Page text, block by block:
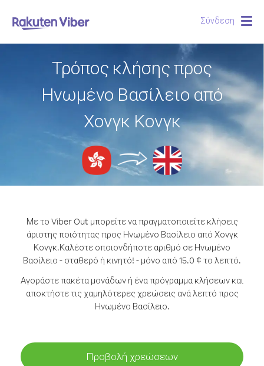
Σύνδεση
Τρόπος κλήσης προς
Ηνωμένο Βασίλειο από
Χονγκ Κονγκ
Με το Viber Out μπορείτε να πραγματοποιείτε κλήσεις
άριστης ποιότητας προς Ηνωμένο Βασίλειο από Χονγκ
Κονγκ.Καλέστε οποιονδήποτε αριθμό σε Ηνωμένο
Βασίλειο - σταθερό ή κινητό! - μόνο από 15.0 ¢ το λεπτό.
Αγοράστε πακέτα μονάδων ή ένα πρόγραμμα κλήσεων και
αποκτήστε τις χαμηλότερες χρεώσεις ανά λεπτό προς
Ηνωμένο Βασίλειο.
Προβολή χρεώσεων